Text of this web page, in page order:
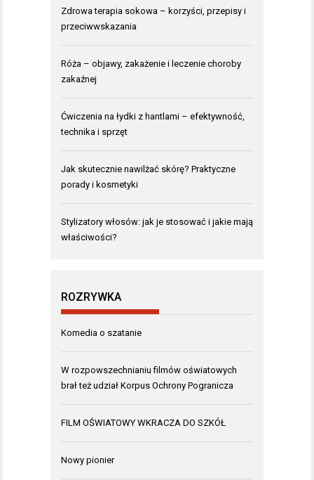
Zdrowa terapia sokowa – korzyści, przepisy i
przeciwwskazania
Róża – objawy, zakażenie i leczenie choroby
zakaźnej
Ćwiczenia na łydki z hantlami – efektywność,
technika i sprzęt
Jak skutecznie nawilżać skórę? Praktyczne
porady i kosmetyki
Stylizatory włosów: jak je stosować i jakie mają
właściwości?
ROZRYWKA
Komedia o szatanie
W rozpowszechnianiu filmów oświatowych
brał też udział Korpus Ochrony Pogranicza
FILM OŚWIATOWY WKRACZA DO SZKÓŁ
Nowy pionier